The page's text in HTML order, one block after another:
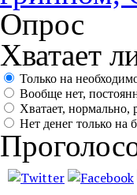
Опрос
Хватает
Только на
Вообще нет,
Хватает, нормально,
Нет денег только на